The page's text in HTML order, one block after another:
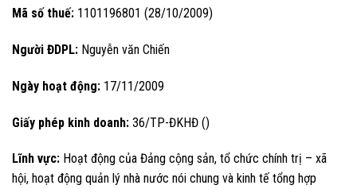
Mã số thuế: 1101196801 (28/10/2009)
Người ĐDPL: Nguyễn văn Chiến
Ngày hoạt động: 17/11/2009
Giấy phép kinh doanh: 36/TP-ĐKHĐ ()
Lĩnh vực: Hoạt động của Đảng cộng sản, tổ chức chính trị – xã
hội, hoạt động quản lý nhà nước nói chung và kinh tế tổng hợp